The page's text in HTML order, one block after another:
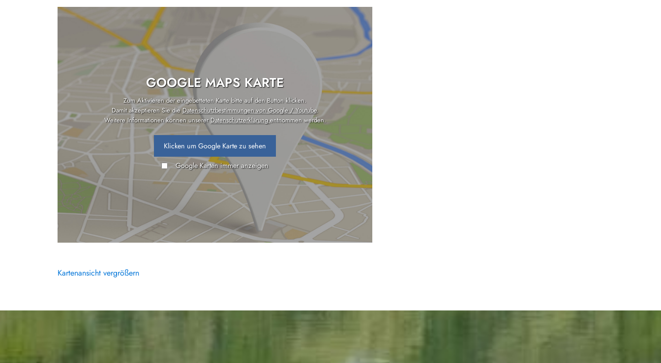
GOOGLE MAPS KARTE
Zum Aktivieren der eingebetteten Karte bitte auf den Button klicken.
Damit akzeptieren Sie dieDatenschutzbestimmungen von Google / Youtube.
Weitere Informationen können unsererDatenschutzerklärungentnommen werden.
Klicken um Google Karte zu sehen
Google Karten immer anzeigen
Kartenansicht vergrößern